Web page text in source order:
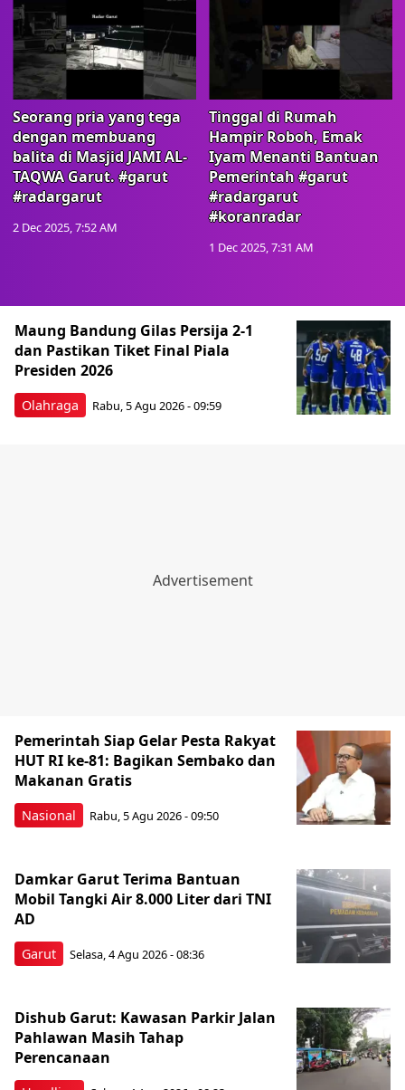
Seorang pria yang tega
dengan membuang
balita di Masjid JAMI AL-
TAQWA Garut. #garut
#radargarut
2 Dec 2025, 7:52 AM
Tinggal di Rumah
Hampir Roboh, Emak
Iyam Menanti Bantuan
Pemerintah #garut
#radargarut
#koranradar
1 Dec 2025, 7:31 AM
Olahraga
Maung Bandung Gilas Persija 2-1
dan Pastikan Tiket Final Piala
Presiden 2026
Rabu, 5 Agu 2026 - 09:59
Nasional
Pemerintah Siap Gelar Pesta Rakyat
HUT RI ke-81: Bagikan Sembako dan
Makanan Gratis
Rabu, 5 Agu 2026 - 09:50
Garut
Damkar Garut Terima Bantuan
Mobil Tangki Air 8.000 Liter dari TNI
AD
Selasa, 4 Agu 2026 - 08:36
Dishub Garut: Kawasan Parkir Jalan
Pahlawan Masih Tahap
Perencanaan